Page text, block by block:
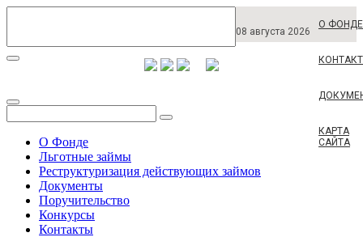
08 августа 2026
О ФОНДЕ
КАРТА
САЙТА
О Фонде
Льготные займы
Реструктуризация действующих займов
Документы
Поручительство
Конкурсы
Контакты